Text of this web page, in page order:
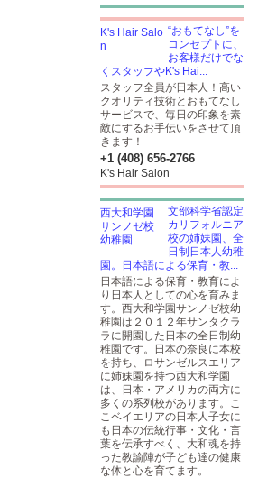
“おもてなし”を
コンセプトに、
お客様だけでな
くスタッフやK's Hai...
スタッフ全員が日本人！高い
クオリティ技術とおもてなし
サービスで、毎日の印象を素
敵にするお手伝いをさせて頂
きます！
+1 (408) 656-2766
K's Hair Salon
文部科学省認定
カリフォルニア
校の姉妹園、全
日制日本人幼稚
園。日本語による保育・教...
日本語による保育・教育によ
り日本人としての心を育みま
す。西大和学園サンノゼ校幼
稚園は２０１２年サンタクラ
ラに開園した日本の全日制幼
稚園です。日本の奈良に本校
を持ち、ロサンゼルスエリア
に姉妹園を持つ西大和学園
は、日本・アメリカの両方に
多くの系列校があります。こ
こベイエリアの日本人子女に
も日本の伝統行事・文化・言
葉を伝承すべく、大和魂を持
った教諭陣が子ども達の健康
な体と心を育てます。